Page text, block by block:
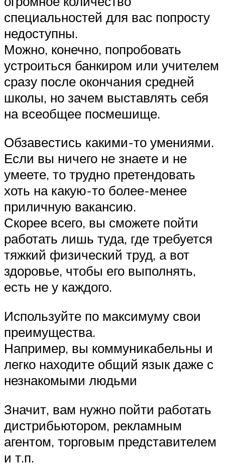
специальностей для вас попросту
недоступны.
Можно, конечно, попробовать
устроиться банкиром или учителем
сразу после окончания средней
школы, но зачем выставлять себя
на всеобщее посмешище.
Обзавестись какими-то умениями.
Если вы ничего не знаете и не
умеете, то трудно претендовать
хоть на какую-то более-менее
приличную вакансию.
Скорее всего, вы сможете пойти
работать лишь туда, где требуется
тяжкий физический труд, а вот
здоровье, чтобы его выполнять,
есть не у каждого.
Используйте по максимуму свои
преимущества.
Например, вы коммуникабельны и
легко находите общий язык даже с
незнакомыми людьми
Значит, вам нужно пойти работать
дистрибьютором, рекламным
агентом, торговым представителем
и т.п.